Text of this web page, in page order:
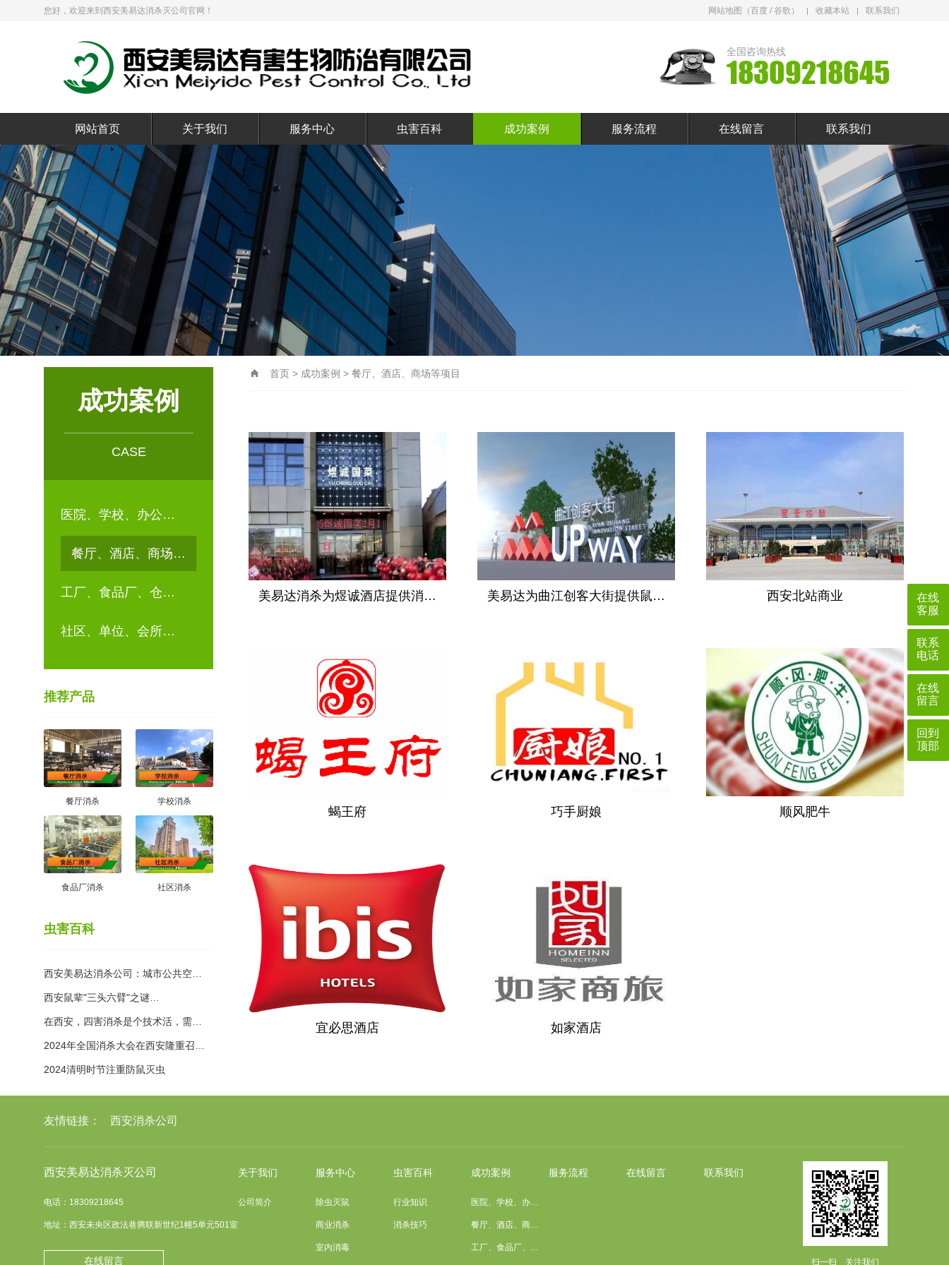
您好，欢迎来到西安美易达消杀灭公司官网！ 网站地图 （百度 / 谷歌 ） 收藏本站 联系我们
全国咨询热线
18309218645
网站首页 关于我们 服务中心 虫害百科 成功案例 服务流程 在线留言 联系我们
成功案例
CASE
医院、学校、办公…
餐厅、酒店、商场…
工厂、食品厂、仓…
社区、单位、会所…
推荐产品
餐厅消杀 学校消杀
食品厂消杀 社区消杀
虫害百科
西安美易达消杀公司：城市公共空…
西安鼠辈"三头六臂"之谜…
在西安，四害消杀是个技术活，需…
2024年全国消杀大会在西安隆重召…
2024清明时节注重防鼠灭虫
首页 > 成功案例 > 餐厅、酒店、商场等项目
美易达消杀为煜诚酒店提供消… 美易达为曲江创客大街提供鼠… 西安北站商业
蝎王府 巧手厨娘 顺风肥牛
宜必思酒店 如家酒店
友情链接： 西安消杀公司
西安美易达消杀灭公司
电话：18309218645
地址：西安未央区政法巷腾联新世纪1幢5单元501室
在线留言
关于我们
公司简介
服务中心
除虫灭鼠
商业消杀
室内消毒
虫害百科
行业知识
消杀技巧
成功案例
医院、学校、办…
餐厅、酒店、商…
工厂、食品厂、…
服务流程 在线留言 联系我们
扫一扫 关注我们
在线
客服
联系
电话
在线
留言
回到
顶部